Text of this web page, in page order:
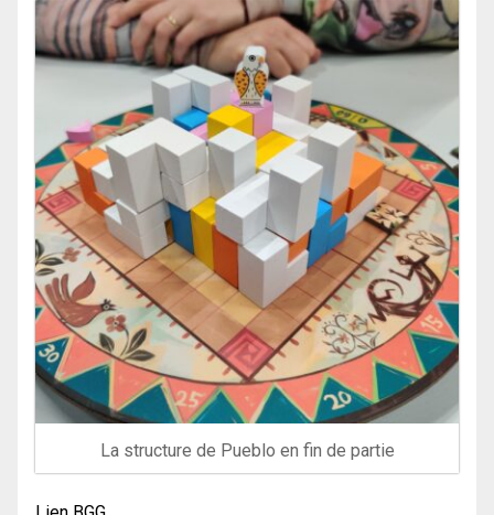
La structure de Pueblo en fin de partie